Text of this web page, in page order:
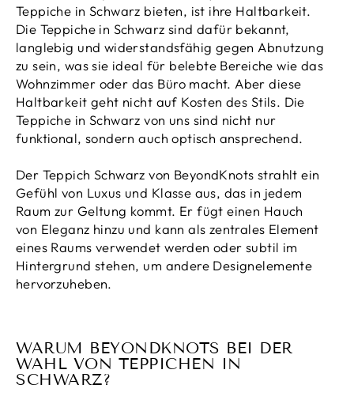
Teppiche in Schwarz bieten, ist ihre Haltbarkeit.
Die Teppiche in Schwarz sind dafür bekannt,
langlebig und widerstandsfähig gegen Abnutzung
zu sein, was sie ideal für belebte Bereiche wie das
Wohnzimmer oder das Büro macht. Aber diese
Haltbarkeit geht nicht auf Kosten des Stils. Die
Teppiche in Schwarz von uns sind nicht nur
funktional, sondern auch optisch ansprechend.
Der Teppich Schwarz von BeyondKnots strahlt ein
Gefühl von Luxus und Klasse aus, das in jedem
Raum zur Geltung kommt. Er fügt einen Hauch
von Eleganz hinzu und kann als zentrales Element
eines Raums verwendet werden oder subtil im
Hintergrund stehen, um andere Designelemente
hervorzuheben.
WARUM BEYONDKNOTS BEI DER
WAHL VON TEPPICHEN IN
SCHWARZ?